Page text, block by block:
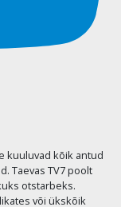
kuuluvad kõik antud
Taevas TV7 poolt
otstarbeks.
või ükskõik